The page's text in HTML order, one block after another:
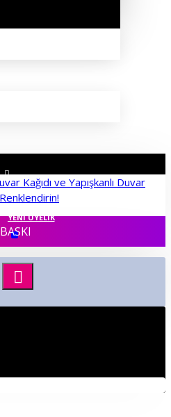
ÜYE GIRIŞI
YENI ÜYELIK
BASKI